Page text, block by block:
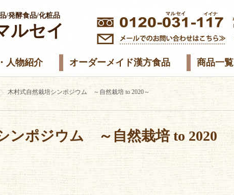
/発酵食品/化粧品
ルセイ
人物紹介 オーダーメイド漢方食品 商品一覧
木村式自然栽培シンポジウム ～自然栽培 to 2020～
ンポジウム ～自然栽培 to 2020